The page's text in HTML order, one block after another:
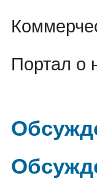
Портал о